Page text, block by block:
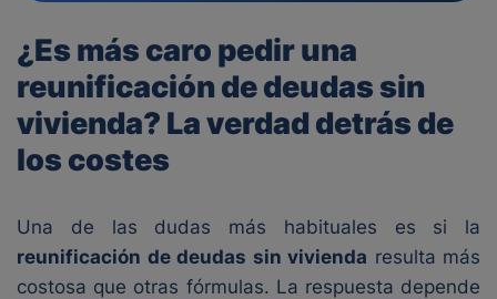
¿Es más caro pedir una
reunificación de deudas sin
vivienda? La verdad detrás de
los costes
Una de las dudas más habituales es si la
reunificación de deudas sin vivienda resulta más
costosa que otras fórmulas. La respuesta depende